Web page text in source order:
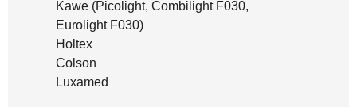
Kawe (Picolight, Combilight F030,
Eurolight F030)
Holtex
Colson
Luxamed